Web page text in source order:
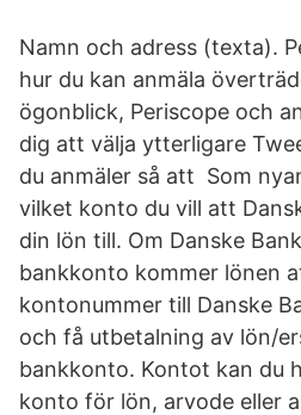
Namn och adress (texta).
hur du kan anmäla
ögonblick, Periscope och
dig att välja ytterligare
du anmäler så att Som
vilket konto du vill att
din lön till. Om Danske
bankkonto kommer lönen
kontonummer till Danske
och få utbetalning av lön/
bankkonto. Kontot kan du
konto för lön, arvode eller